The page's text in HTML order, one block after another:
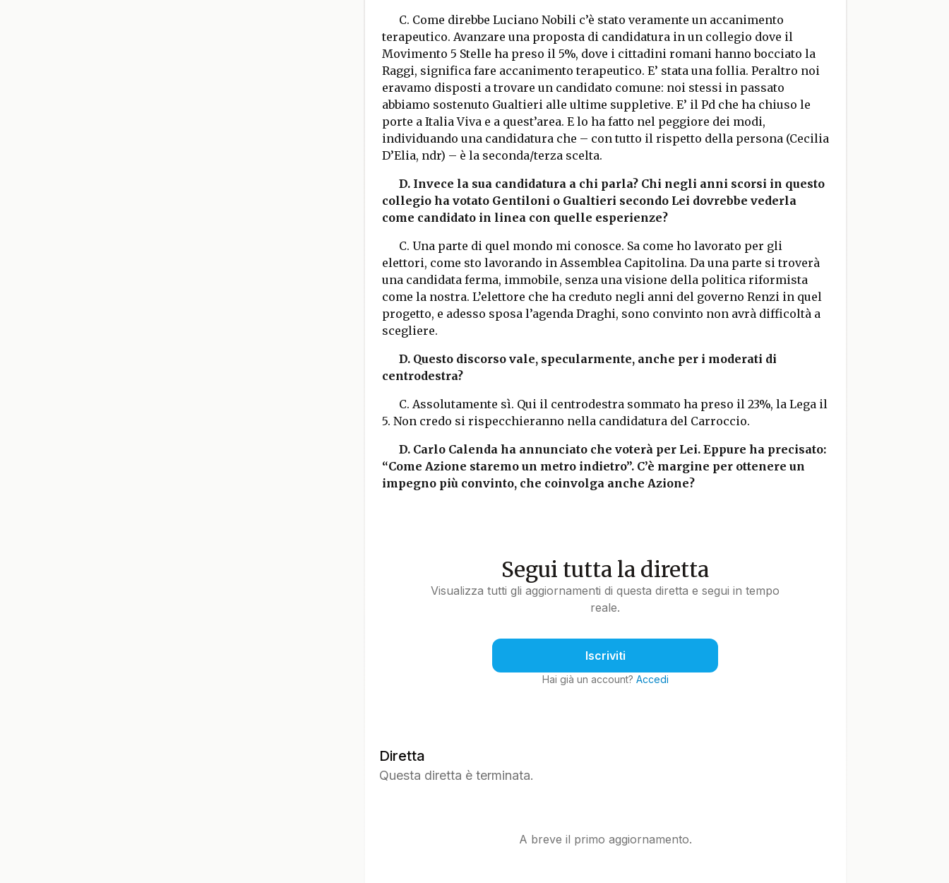
C. Come direbbe Luciano Nobili c’è stato veramente un accanimento
terapeutico. Avanzare una proposta di candidatura in un collegio dove il
Movimento 5 Stelle ha preso il 5%, dove i cittadini romani hanno bocciato la
Raggi, significa fare accanimento terapeutico. E’ stata una follia. Peraltro noi
eravamo disposti a trovare un candidato comune: noi stessi in passato
abbiamo sostenuto Gualtieri alle ultime suppletive. E’ il Pd che ha chiuso le
porte a Italia Viva e a quest’area. E lo ha fatto nel peggiore dei modi,
individuando una candidatura che – con tutto il rispetto della persona (Cecilia
D’Elia, ndr) – è la seconda/terza scelta.
D. Invece la sua candidatura a chi parla? Chi negli anni scorsi in questo
collegio ha votato Gentiloni o Gualtieri secondo Lei dovrebbe vederla
come candidato in linea con quelle esperienze?
C. Una parte di quel mondo mi conosce. Sa come ho lavorato per gli
elettori, come sto lavorando in Assemblea Capitolina. Da una parte si troverà
una candidata ferma, immobile, senza una visione della politica riformista
come la nostra. L’elettore che ha creduto negli anni del governo Renzi in quel
progetto, e adesso sposa l’agenda Draghi, sono convinto non avrà difficoltà a
scegliere.
D. Questo discorso vale, specularmente, anche per i moderati di
centrodestra?
C. Assolutamente sì. Qui il centrodestra sommato ha preso il 23%, la Lega il
5. Non credo si rispecchieranno nella candidatura del Carroccio.
D. Carlo Calenda ha annunciato che voterà per Lei. Eppure ha precisato:
“Come Azione staremo un metro indietro”. C’è margine per ottenere un
impegno più convinto, che coinvolga anche Azione?
Segui tutta la diretta
Visualizza tutti gli aggiornamenti di questa diretta e segui in tempo
reale.
Iscriviti
Hai già un account? Accedi
Diretta
Questa diretta è terminata.
A breve il primo aggiornamento.